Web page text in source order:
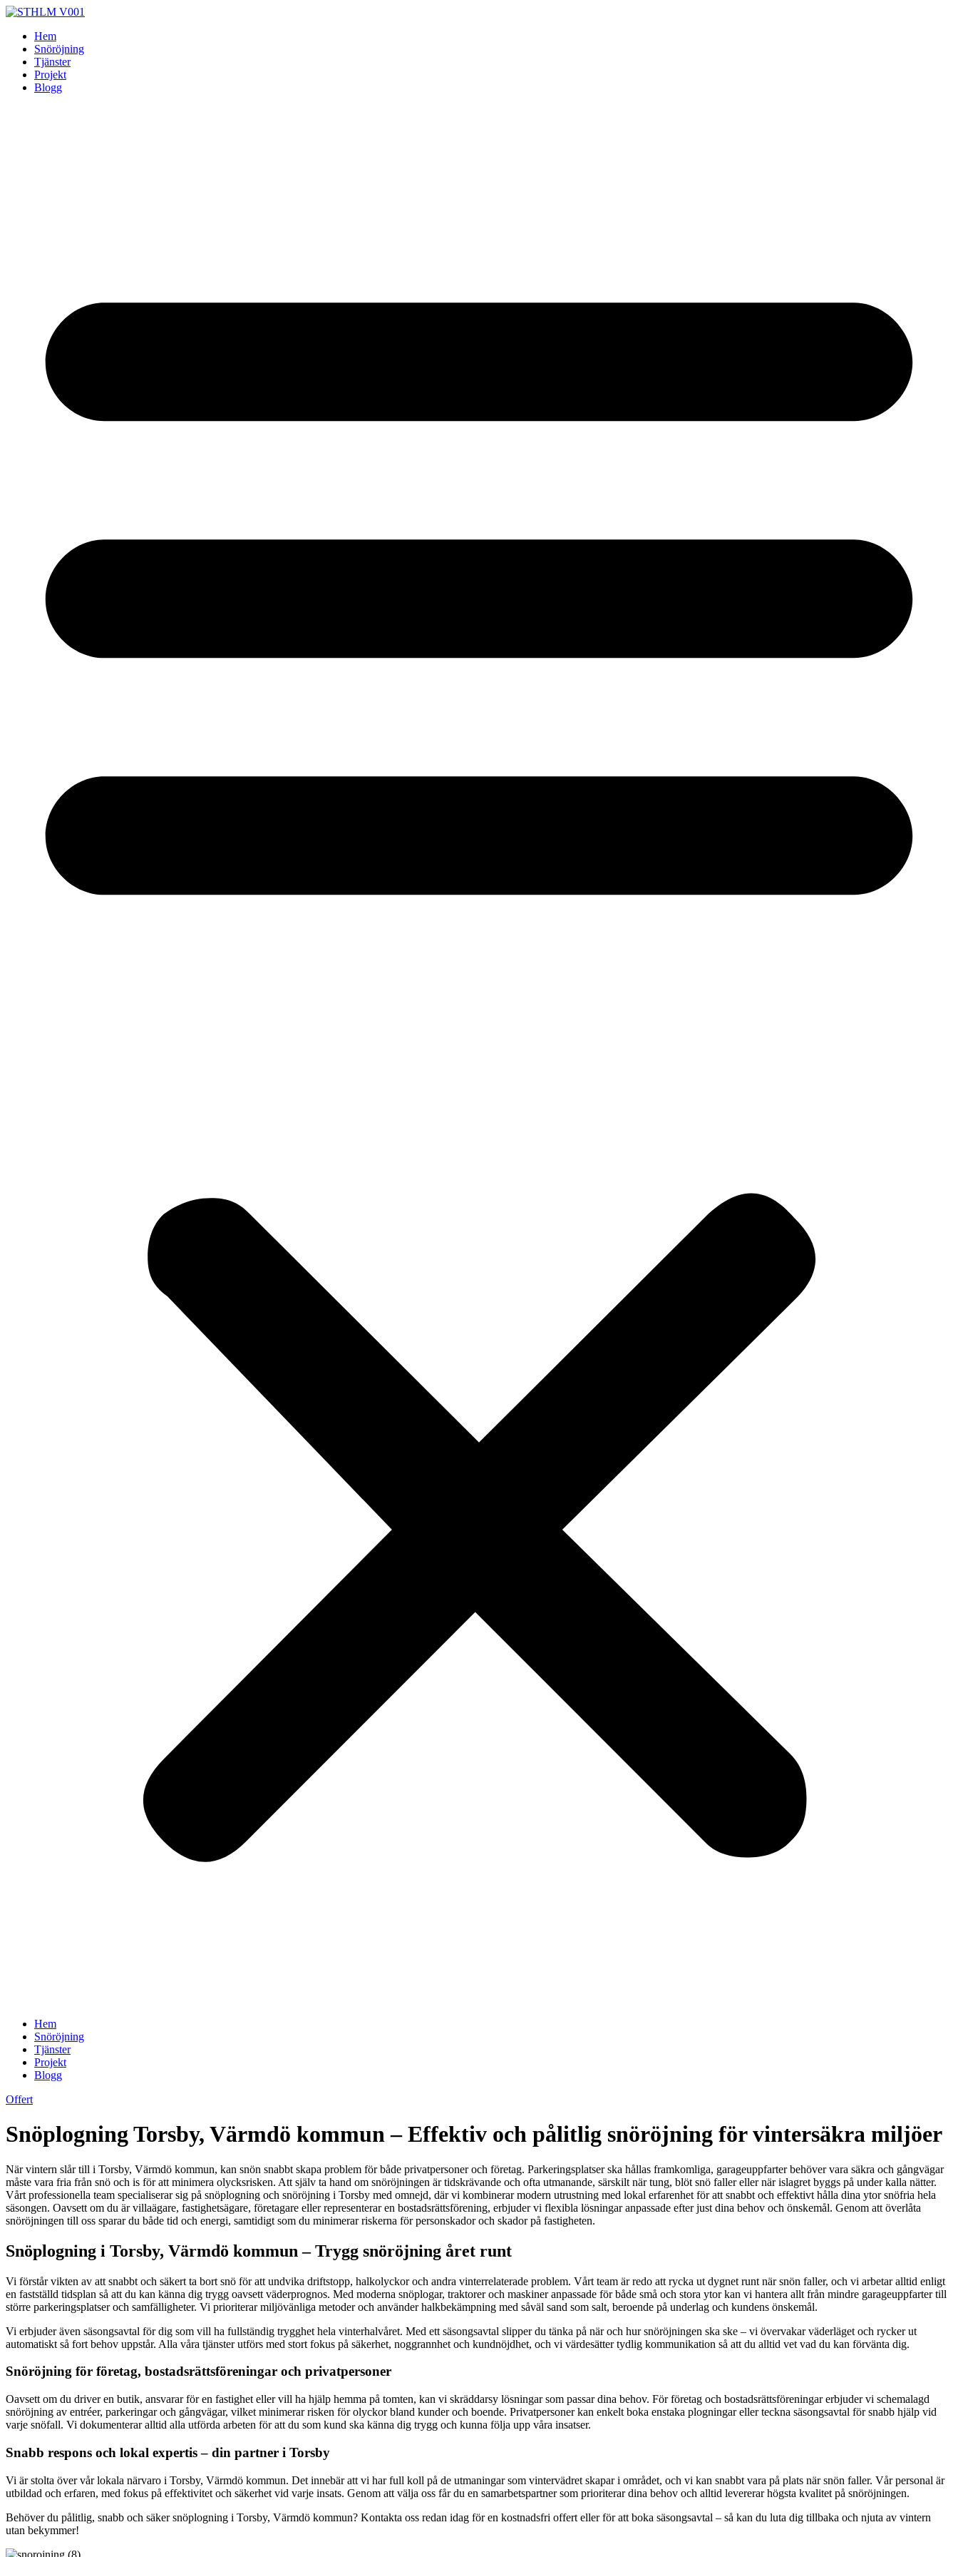
Skip
contentHem
Snöröjning
Tjänster
Projekt
Blogg
Hem
Snöröjning
Tjänster
Projekt
Blogg
Offert
Snöplogning Torsby, Värmdö kommun – Effektiv och pålitlig snöröjning för vintersäkra miljöer
När vintern slår till i Torsby, Värmdö kommun, kan snön snabbt skapa problem för både privatpersoner och företag. Parkeringsplatser ska hållas framkomliga, garageuppfarter behöver vara säkra och gångvägar
måste vara fria från snö och is för att minimera olycksrisken. Att själv ta hand om snöröjningen är tidskrävande och ofta utmanande, särskilt när tung, blöt snö faller eller när islagret byggs på under kalla nätter.
Vårt professionella team specialiserar sig på snöplogning och snöröjning i Torsby med omnejd, där vi kombinerar modern utrustning med lokal erfarenhet för att snabbt och effektivt hålla dina ytor snöfria hela
säsongen. Oavsett om du är villaägare, fastighetsägare, företagare eller representerar en bostadsrättsförening, erbjuder vi flexibla lösningar anpassade efter just dina behov och önskemål. Genom att överlåta
snöröjningen till oss sparar du både tid och energi, samtidigt som du minimerar riskerna för personskador och skador på fastigheten.
Snöplogning i Torsby, Värmdö kommun – Trygg snöröjning året runt
Vi förstår vikten av att snabbt och säkert ta bort snö för att undvika driftstopp, halkolyckor och andra vinterrelaterade problem. Vårt team är redo att rycka ut dygnet runt när snön faller, och vi arbetar alltid enligt
en fastställd tidsplan så att du kan känna dig trygg oavsett väderprognos. Med moderna snöplogar, traktorer och maskiner anpassade för både små och stora ytor kan vi hantera allt från mindre garageuppfarter till
större parkeringsplatser och samfälligheter. Vi prioriterar miljövänliga metoder och använder halkbekämpning med såväl sand som salt, beroende på underlag och kundens önskemål.
Vi erbjuder även säsongsavtal för dig som vill ha fullständig trygghet hela vinterhalvåret. Med ett säsongsavtal slipper du tänka på när och hur snöröjningen ska ske – vi övervakar väderläget och rycker ut
automatiskt så fort behov uppstår. Alla våra tjänster utförs med stort fokus på säkerhet, noggrannhet och kundnöjdhet, och vi värdesätter tydlig kommunikation så att du alltid vet vad du kan förvänta dig.
Snöröjning för företag, bostadsrättsföreningar och privatpersoner
Oavsett om du driver en butik, ansvarar för en fastighet eller vill ha hjälp hemma på tomten, kan vi skräddarsy lösningar som passar dina behov. För företag och bostadsrättsföreningar erbjuder vi schemalagd
snöröjning av entréer, parkeringar och gångvägar, vilket minimerar risken för olyckor bland kunder och boende. Privatpersoner kan enkelt boka enstaka plogningar eller teckna säsongsavtal för snabb hjälp vid
varje snöfall. Vi dokumenterar alltid alla utförda arbeten för att du som kund ska känna dig trygg och kunna följa upp våra insatser.
Snabb respons och lokal expertis – din partner i Torsby
Vi är stolta över vår lokala närvaro i Torsby, Värmdö kommun. Det innebär att vi har full koll på de utmaningar som vintervädret skapar i området, och vi kan snabbt vara på plats när snön faller. Vår personal är
utbildad och erfaren, med fokus på effektivitet och säkerhet vid varje insats. Genom att välja oss får du en samarbetspartner som prioriterar dina behov och alltid levererar högsta kvalitet på snöröjningen.
Behöver du pålitlig, snabb och säker snöplogning i Torsby, Värmdö kommun? Kontakta oss redan idag för en kostnadsfri offert eller för att boka säsongsavtal – så kan du luta dig tillbaka och njuta av vintern
utan bekymmer!